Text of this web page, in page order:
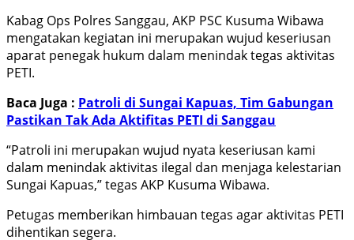
Kabag Ops Polres Sanggau, AKP PSC Kusuma Wibawa
mengatakan kegiatan ini merupakan wujud keseriusan
aparat penegak hukum dalam menindak tegas aktivitas
PETI.
Baca Juga : Patroli di Sungai Kapuas, Tim Gabungan
Pastikan Tak Ada Aktifitas PETI di Sanggau
“Patroli ini merupakan wujud nyata keseriusan kami
dalam menindak aktivitas ilegal dan menjaga kelestarian
Sungai Kapuas,” tegas AKP Kusuma Wibawa.
Petugas memberikan himbauan tegas agar aktivitas PETI
dihentikan segera.